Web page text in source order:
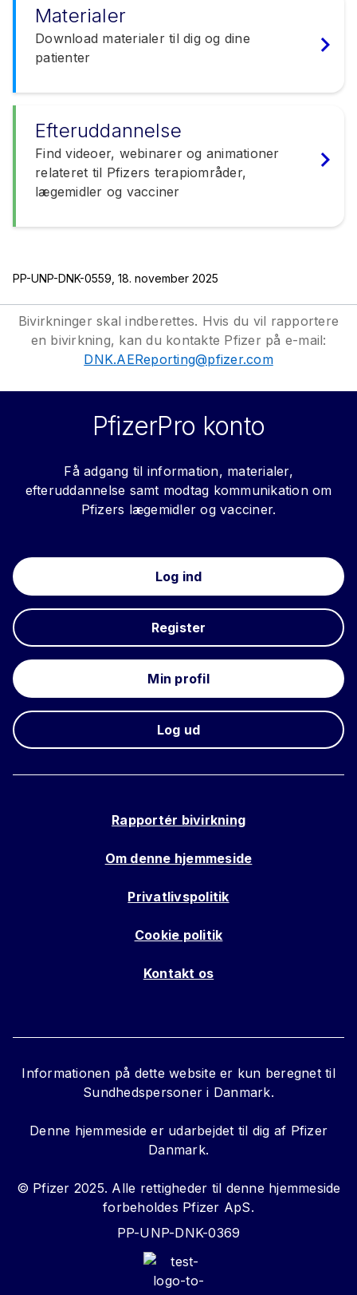
Materialer
Download materialer til dig og dine
patienter
Efteruddannelse
Find videoer, webinarer og animationer
relateret til Pfizers terapiområder,
lægemidler og vacciner
PP-UNP-DNK-0559, 18. november 2025
Bivirkninger skal indberettes. Hvis du vil rapportere
en bivirkning, kan du kontakte Pfizer på e-mail:
DNK.AEReporting@pfizer.com
PfizerPro konto
Få adgang til information, materialer,
efteruddannelse samt modtag kommunikation om
Pfizers lægemidler og vacciner.
Log ind
Register
Min profil
Log ud
Rapportér bivirkning
Om denne hjemmeside
Privatlivspolitik
Cookie politik
Kontakt os
Informationen på dette website er kun beregnet til
Sundhedspersoner i Danmark.
Denne hjemmeside er udarbejdet til dig af Pfizer
Danmark.
© Pfizer 2025. Alle rettigheder til denne hjemmeside
forbeholdes Pfizer ApS.
PP-UNP-DNK-0369